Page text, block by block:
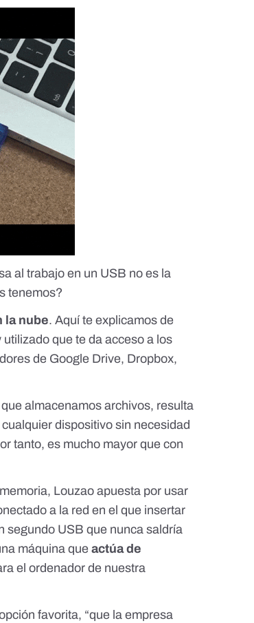
al trabajo en un USB no es la
tenemos?
la nube.Aquí te explicamos de
que te da acceso a los
de Google Drive, Dropbox,
que almacenamos archivos, resulta
dispositivo sin necesidad
tanto, es mucho mayor que con
Louzao apuesta por usar
a la red en el que insertar
segundo USB que nunca saldría
máquina queactúa de
el ordenador de nuestra
favorita, “que la empresa